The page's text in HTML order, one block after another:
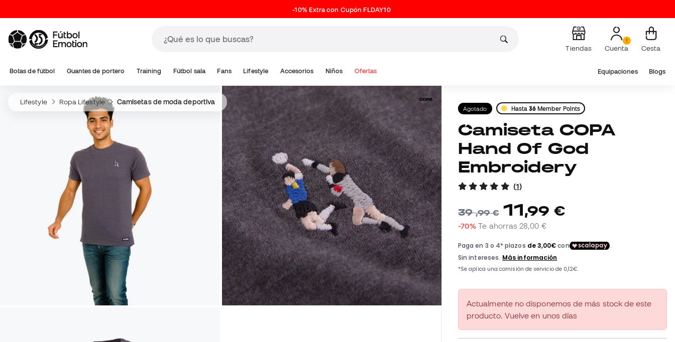
-10% Extra con Cupón FLDAY10
Tiendas Cuenta Cesta
Botas de fútbol Guantes de portero Training Fútbol sala Fans Lifestyle Accesorios Niños Ofertas Equipaciones Blogs
Lifestyle Ropa Lifestyle Camisetas de moda deportiva
Agotado Hasta36 Member Points
Camiseta COPA
Hand Of God
Embroidery
(1)
39,99 € 11,99 €
-70% Te ahorras 28,00 €
Actualmente no disponemos de más stock de este
producto. Vuelve en unos días